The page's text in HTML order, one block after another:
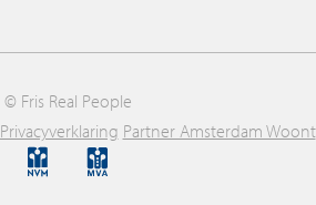
© Fris Real People
Privacyverklaring Partner Amsterdam Woont